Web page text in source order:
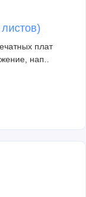
плат
нап..